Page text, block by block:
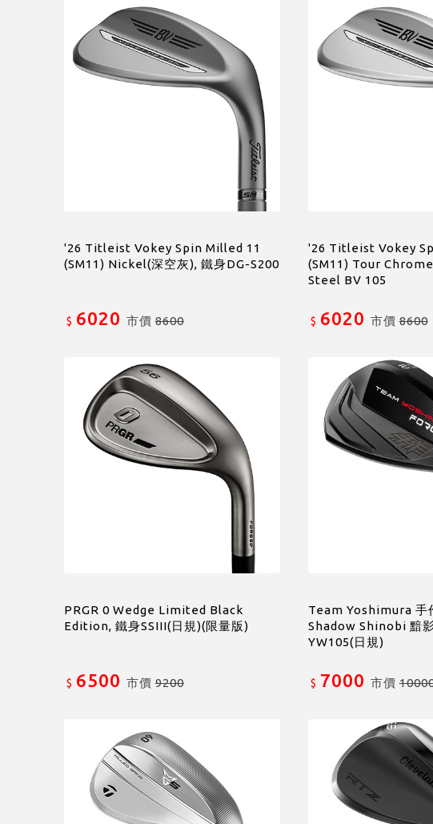
'26 Titleist Vokey Spin Milled 11
(SM11) Nickel(深空灰), 鐵身DG-S200
$ 6020 市價8600
'26 Titleist Vokey
(SM11) Tour
Steel BV 105
$ 6020 市價8600
PRGR 0 Wedge Limited Black
Edition, 鐵身SSIII(日規)(限量版)
$ 6500 市價9200
Team Yoshimura 手
Shadow Shinobi 黯
YW105(日規)
$ 7000 市價